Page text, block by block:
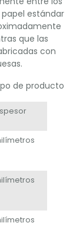
papel estándar
que las
con
de producto